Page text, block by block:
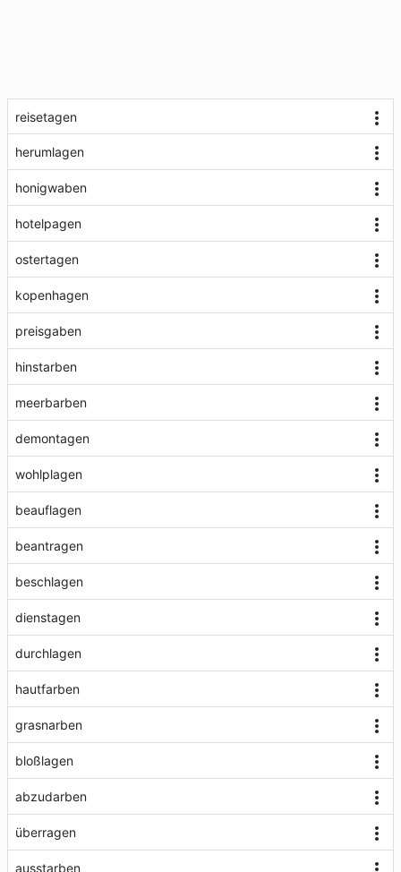
reisetagen
herumlagen
honigwaben
hotelpagen
ostertagen
kopenhagen
preisgaben
hinstarben
meerbarben
demontagen
wohlplagen
beauflagen
beantragen
beschlagen
dienstagen
durchlagen
hautfarben
grasnarben
bloßlagen
abzudarben
überragen
ausstarben